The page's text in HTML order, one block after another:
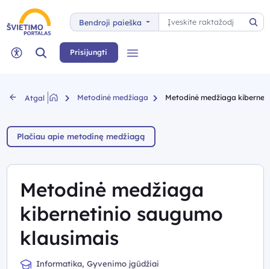
Bendroji paieška
Paieška
Neįgaliųjų rėžimas
Paieška Prisijungti
Atgal Metodinė medžiaga Metodinė medžiaga
Plačiau apie metodinę medžiagą
Metodinė medžiaga
kibernetinio saugumo
klausimais
Informatika, Gyvenimo įgūdžiai